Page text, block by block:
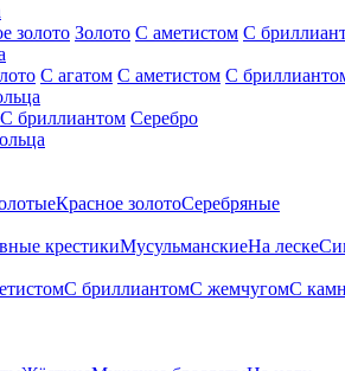
золото Золото С аметистом С
С агатом С аметистом С
С бриллиантом Серебро
Красное золотоСеребряные
крестикиМусульманскиеНа леске
С бриллиантомС жемчугомС